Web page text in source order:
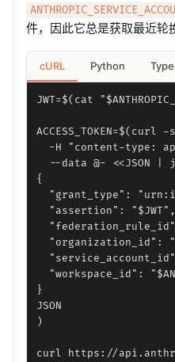
件，因此它总是获取最近
cURL Python
JWT=$(cat
-H "content-type:
--data @- <<JSON |
{
"grant_type":
  "assertion": "$JWT",
"organization_id":
"workspace_id":
}
JSON
)
curl https://